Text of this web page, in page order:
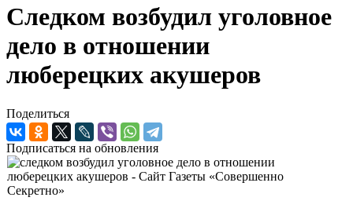
Следком возбудил уголовное
дело в отношении
люберецких акушеров
Поделиться
Подписаться на обновления